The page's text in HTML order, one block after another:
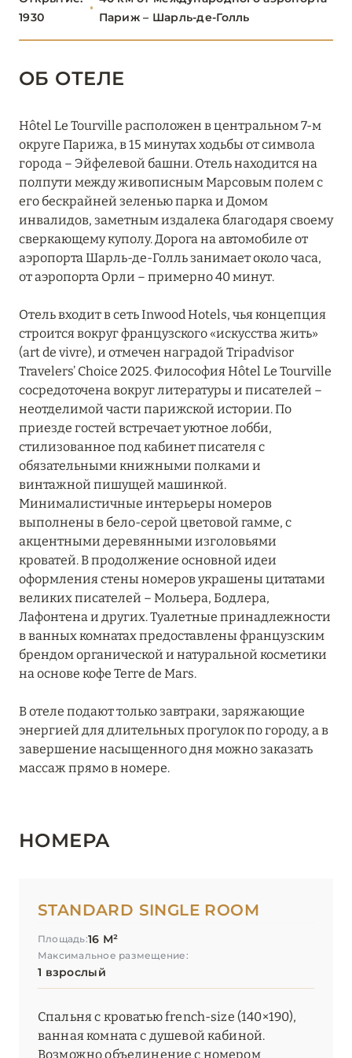
Barrière Le Fouquet's Paris
Château des Fleurs
Cheval Blanc Paris
Experimental Marais
Fauchon L'Hôtel Paris
Four Seasons Hotel George V, Paris
Grand Hôtel Champs-Élysées
Grand Pigalle Experimental
Grands Boulevards Experimental
Hôtel Balzac Paris
Hôtel de Berri Champs-Élysées
Hôtel de Crillon, A Rosewood Hotel
Hôtel Elysia Paris
Hôtel Le Derby Alma
Hôtel Le Marquis
Hôtel Le Monna Lisa
Hôtel Le Tourville
Hôtel Napoléon Paris
Hôtel Plaza Athénée, Dorchester Collection
Le Cinq Codet
Le Dokhan’s, Paris Arc de Triomphe, a Tribute Portfolio
Le Grand Mazarin
1930
Париж – Шарль-де-Голль
ОБ ОТЕЛЕ
Hôtel Le Tourville расположен в центральном 7-м
округе Парижа, в 15 минутах ходьбы от символа
города – Эйфелевой башни. Отель находится на
полпути между живописным Марсовым полем с
его бескрайней зеленью парка и Домом
инвалидов, заметным издалека благодаря своему
сверкающему куполу. Дорога на автомобиле от
аэропорта Шарль-де-Голль занимает около часа,
от аэропорта Орли – примерно 40 минут.
Отель входит в сеть Inwood Hotels, чья концепция
строится вокруг французского «искусства жить»
(art de vivre), и отмечен наградой Tripadvisor
Travelers’ Choice 2025. Философия Hôtel Le Tourville
сосредоточена вокруг литературы и писателей –
неотделимой части парижской истории. По
приезде гостей встречает уютное лобби,
стилизованное под кабинет писателя с
обязательными книжными полками и
винтажной пишущей машинкой.
Минималистичные интерьеры номеров
выполнены в бело-серой цветовой гамме, с
акцентными деревянными изголовьями
кроватей. В продолжение основной идеи
оформления стены номеров украшены цитатами
великих писателей – Мольера, Бодлера,
Лафонтена и других. Туалетные принадлежности
в ванных комнатах предоставлены французским
брендом органической и натуральной косметики
на основе кофе Terre de Mars.
В отеле подают только завтраки, заряжающие
энергией для длительных прогулок по городу, а в
завершение насыщенного дня можно заказать
массаж прямо в номере.
НОМЕРА
STANDARD SINGLE ROOM
Площадь:16 М²
Максимальное размещение:
1 взрослый
Спальня с кроватью french-size (140×190),
ванная комната с душевой кабиной.
Возможно объединение с номером